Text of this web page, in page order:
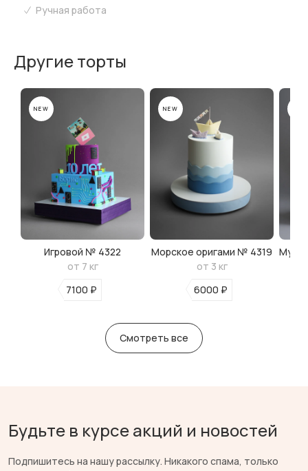
Ручная работа
Другие торты
Игровой № 4322
от 7 кг
7100 ₽
NEW
Морское оригами № 4319
от 3 кг
6000 ₽
NEW
Смотреть все
Будьте в курсе акций и новостей
Подпишитесь на нашу рассылку. Никакого спама, только